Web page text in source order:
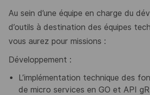
Au sein d’une équipe en charge du
d’outils à destination des équipes
vous aurez pour missions :
Développement :
L’implémentation technique des
de micro services en GO et API